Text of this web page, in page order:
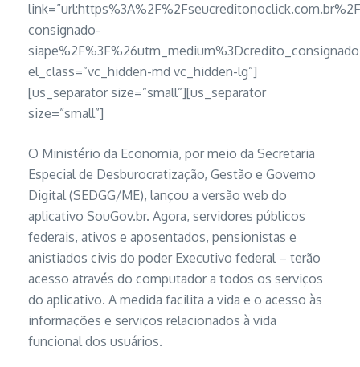
consignado-
el_class=”vc_hidden-md vc_hidden-lg”]
[us_separator size=”small”][us_separator
size=”small”]
O Ministério da Economia, por meio da Secretaria
Especial de Desburocratização, Gestão e Governo
Digital (SEDGG/ME), lançou a versão web do
aplicativo SouGov.br. Agora, servidores públicos
federais, ativos e aposentados, pensionistas e
anistiados civis do poder Executivo federal – terão
acesso através do computador a todos os serviços
do aplicativo. A medida facilita a vida e o acesso às
informações e serviços relacionados à vida
funcional dos usuários.